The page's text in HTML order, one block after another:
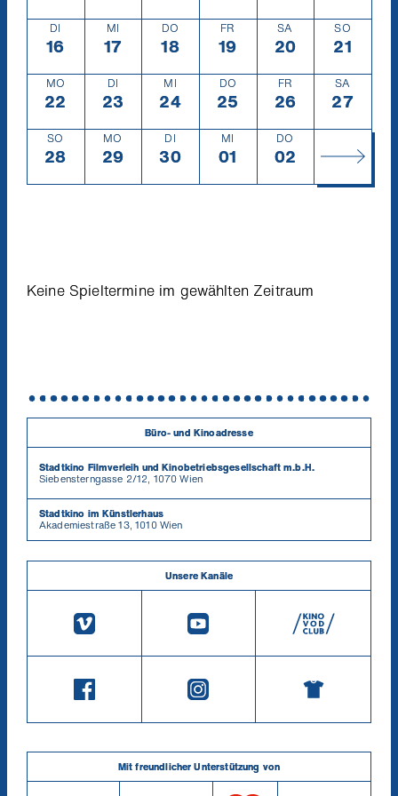
DI
Dienstag
16.6.
16
MI
Mittwoch
17.6.
17
DO
Donnerstag
18.6.
18
FR
Freitag
19.6.
19
SA
Samstag
20.6.
20
SO
Sonntag
21.6.
21
MO
Montag
22.6.
22
DI
Dienstag
23.6.
23
MI
Mittwoch
24.6.
24
DO
Donnerstag
25.6.
25
FR
Freitag
26.6.
26
SA
27.6.
27
SO
Sonntag
28.6.
28
MO
Montag
29.6.
29
DI
Dienstag
30.6.
30
MI
Mittwoch
1.7.
01
DO
Donnerstag
2.7.
02
Keine Spieltermine im gewählten Zeitraum
Büro- und Kinoadresse
Stadtkino Filmverleih und Kinobetriebsgesellschaft m.b.H.
Siebensterngasse 2/12, 1070 Wien
Stadtkino im Künstlerhaus
Akademiestraße 13, 1010 Wien
Unsere Kanäle
Mit freundlicher Unterstützung von